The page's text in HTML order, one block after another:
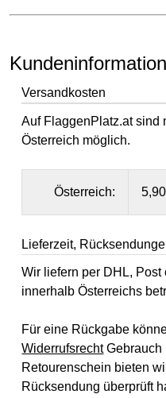
Versandkosten
Auf FlaggenPlatz.at sind
Österreich möglich.
Österreich:
Lieferzeit,
Wir liefern per DHL,
innerhalb Österreichs
Für eine Rückgabe
WiderrufsrechtGebrauch
Retourenschein bieten
Rücksendung überprüft